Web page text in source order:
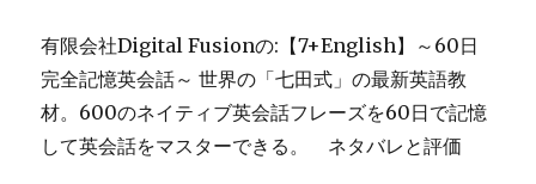
有限会社Digital Fusionの:【7+English】～60日
完全記憶英会話～ 世界の「七田式」の最新英語教
材。600のネイティブ英会話フレーズを60日で記憶
して英会話をマスターできる。 ネタバレと評価